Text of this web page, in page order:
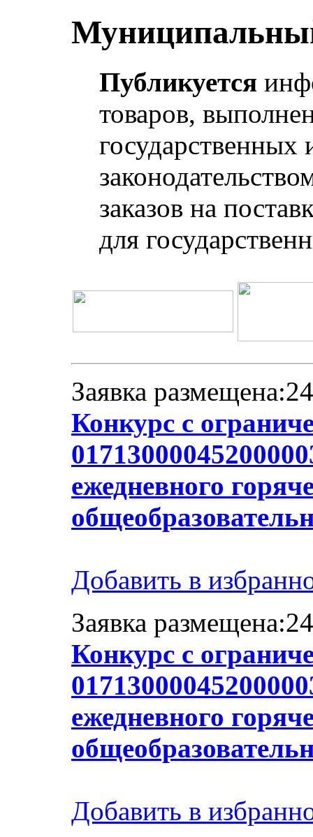
Публикуется
товаров,
заказов на
для
Заявка
Конкурс с
ежедневного
Добавить в
Заявка
Конкурс с
ежедневного
Добавить в